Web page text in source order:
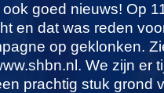
ook goed nieuws! Op
en dat was reden
op geklonken.
We zijn er
prachtig stuk grond